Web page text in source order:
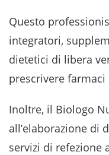
Questo
integratori,
dietetici di libera
prescrivere
Inoltre, il Biologo
all’elaborazione di
servizi di refezione